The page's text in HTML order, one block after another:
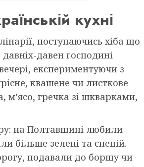
кухні
поступаючись хіба що
давен господині
експериментуючи з
квашене чи листкове
м’ясо, гречка зі шкварками,
на Полтавщині любили
більше зелені та спецій.
подавали до борщу чи